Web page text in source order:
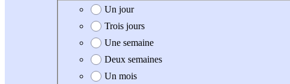
Date de création de l'offre
Un jour
Trois jours
Une semaine
Deux semaines
Un mois